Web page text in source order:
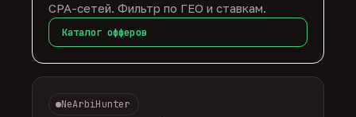
CPA-сетей. Фильтр по ГЕО и ставкам.
Каталог офферов
NeArbiHunter